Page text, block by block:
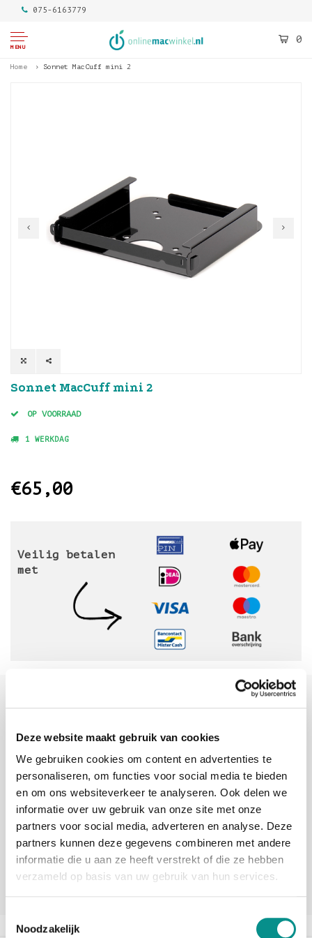
Deze website maakt gebruik van cookies
We gebruiken cookies om content en advertenties te
personaliseren, om functies voor social media te bieden
en om ons websiteverkeer te analyseren. Ook delen we
informatie over uw gebruik van onze site met onze
partners voor social media, adverteren en analyse. Deze
partners kunnen deze gegevens combineren met andere
informatie die u aan ze heeft verstrekt of die ze hebben
verzameld op basis van uw gebruik van hun services.
Noodzakelijk
075-6163779
MENU
0
Home Sonnet MacCuff mini 2
Sonnet MacCuff mini 2
OP VOORRAAD
1 WERKDAG
€65,00
Veilig betalen
met
beoordelingen